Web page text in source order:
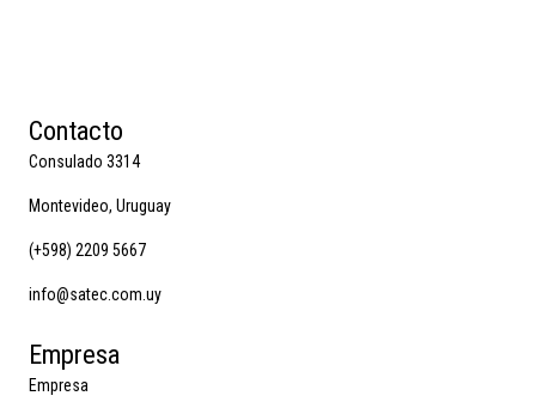
Contacto
Consulado 3314
Montevideo, Uruguay
(+598) 2209 5667
info@satec.com.uy
Empresa
Empresa